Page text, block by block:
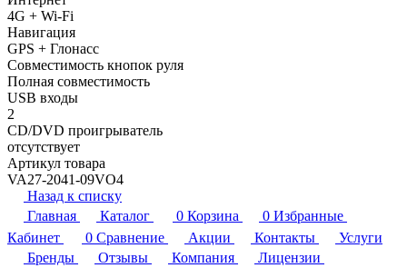
4G + Wi-Fi
Навигация
GPS + Глонасс
Совместимость кнопок руля
Полная совместимость
USB входы
2
CD/DVD проигрыватель
отсутствует
Артикул товара
VA27-2041-09VO4
Назад к списку
Главная
Каталог 0 Корзина 0 Избранные
Кабинет
0 Сравнение Акции Контакты
Услуги
Бренды
Отзывы Компания
Лицензии